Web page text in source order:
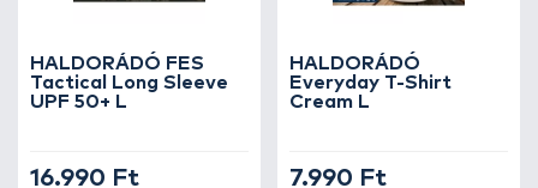
HALDORÁDÓ FES
Tactical Long Sleeve
UPF 50+ L
16.990 Ft
HALDORÁDÓ
Everyday T-Shirt
Cream L
7.990 Ft